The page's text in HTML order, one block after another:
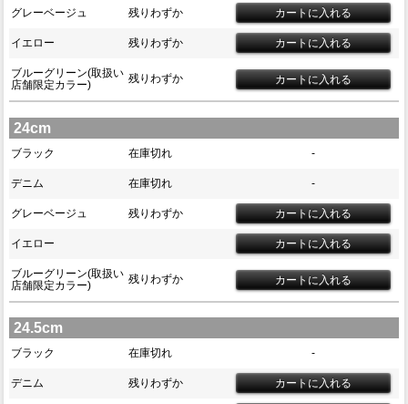
グレーベージュ 残りわずか
イエロー 残りわずか
ブルーグリーン(取扱い
店舗限定カラー)
残りわずか
24cm
ブラック 在庫切れ -
デニム 在庫切れ -
グレーベージュ 残りわずか
イエロー
ブルーグリーン(取扱い
店舗限定カラー)
残りわずか
24.5cm
ブラック 在庫切れ -
デニム 残りわずか